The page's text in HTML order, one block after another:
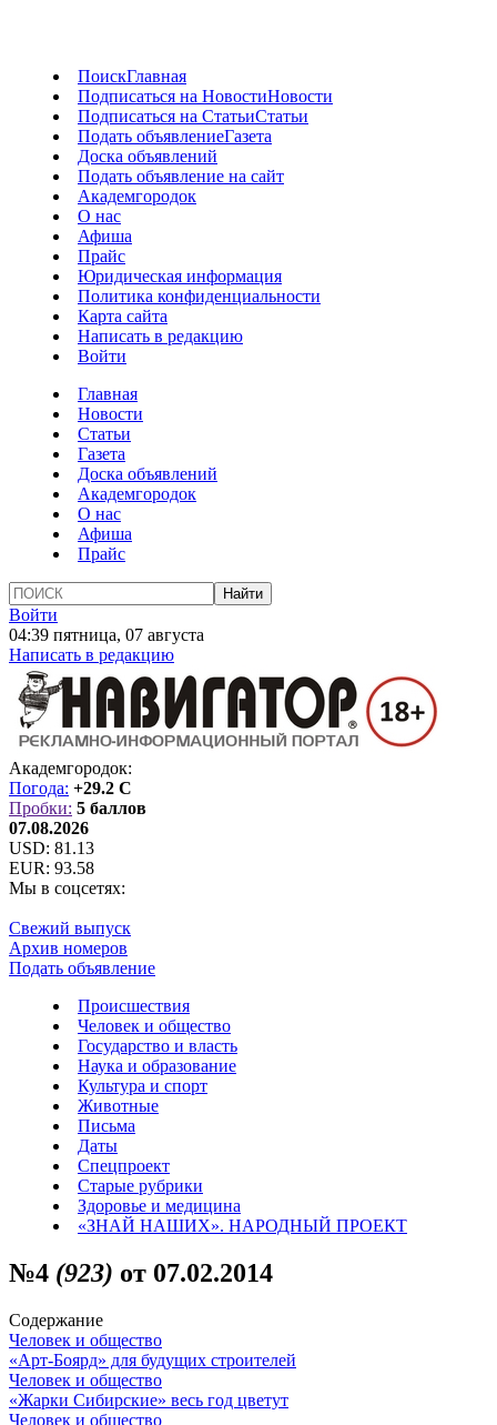
ПоискГлавная
Подписаться на НовостиНовости
Подписаться на СтатьиСтатьи
Подать объявлениеГазета
Доска объявлений
Подать объявление на сайт
Академгородок
О нас
Афиша
Прайс
Юридическая информация
Политика конфиденциальности
Карта сайта
Написать в редакцию
Войти
Главная
Новости
Статьи
Газета
Доска объявлений
Академгородок
О нас
Афиша
Прайс
Войти
04:39 пятница, 07 августа
Написать в редакцию
Академгородок:
Погода: +29.2 C
Пробки: 5 баллов
07.08.2026
USD: 81.13
EUR: 93.58
Мы в соцсетях:
Свежий выпуск
Архив номеров
Подать объявление
Происшествия
Человек и общество
Государство и власть
Наука и образование
Культура и спорт
Животные
Письма
Даты
Спецпроект
Старые рубрики
Здоровье и медицина
«ЗНАЙ НАШИХ». НАРОДНЫЙ ПРОЕКТ
№4 (923) от 07.02.2014
Содержание
Человек и общество
«Арт-Боярд» для будущих строителей
Человек и общество
«Жарки Сибирские» весь год цветут
Человек и общество